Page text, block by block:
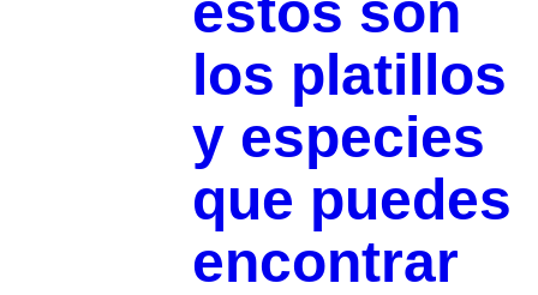
los platillos
y especies
que puedes
encontrar